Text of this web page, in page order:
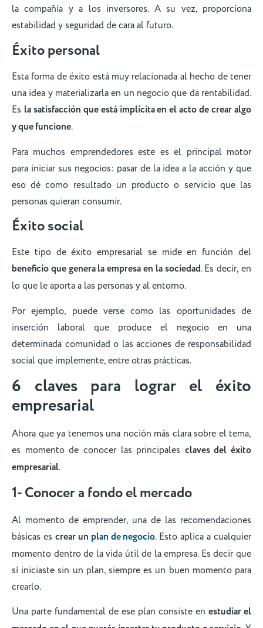
la compañía y a los inversores. A su vez, proporciona
estabilidad y seguridad de cara al futuro.
Éxito personal
Esta forma de éxito está muy relacionada al hecho de tener
una idea y materializarla en un negocio que da rentabilidad.
Es la satisfacción que está implícita en el acto de crear algo
y que funcione.
Para muchos emprendedores este es el principal motor
para iniciar sus negocios: pasar de la idea a la acción y que
eso dé como resultado un producto o servicio que las
personas quieran consumir.
Éxito social
Este tipo de éxito empresarial se mide en función del
beneficio que genera la empresa en la sociedad. Es decir, en
lo que le aporta a las personas y al entorno.
Por ejemplo, puede verse como las oportunidades de
inserción laboral que produce el negocio en una
determinada comunidad o las acciones de responsabilidad
social que implemente, entre otras prácticas.
6 claves para lograr el éxito
empresarial
Ahora que ya tenemos una noción más clara sobre el tema,
es momento de conocer las principales claves del éxito
empresarial.
1- Conocer a fondo el mercado
Al momento de emprender, una de las recomendaciones
básicas es crear un plan de negocio. Esto aplica a cualquier
momento dentro de la vida útil de la empresa. Es decir que
sí iniciaste sin un plan, siempre es un buen momento para
crearlo.
Una parte fundamental de ese plan consiste en estudiar el